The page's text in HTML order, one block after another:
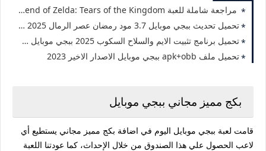
مراجعة شاملة للعبة The Legend of Zelda: Tears of the Kingdom
تحميل تحديث ببجي موبايل 3.7 مود رمضان عصر الرمال 2025 برابط مباشر للأندرويد والآيفون
تحميل برنامج تثبيت الايم والسلاح السكوب 2025 ببجي موبايل 3.7 بدون باند
تحميل ملف apk+obb ببجي موبايل الاصدار الاخير 2023
بكج مميز مجاني ببجي موبايل
قامت لعبة ببجي موبايل اليوم في اضافة بكج مميز مجاني يستطيع أي
لاعب الحصول علي هذا الصندوق من خلال الإحداث، كما عودتنا اللعبة